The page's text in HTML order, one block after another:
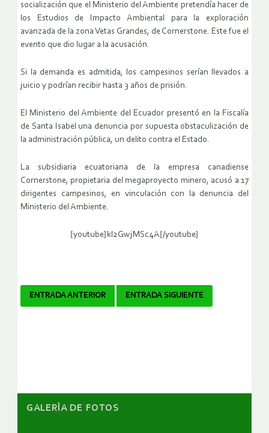
socialización que el Ministerio del Ambiente pretendía hacer de
los Estudios de Impacto Ambiental para la exploración
avanzada de la zona Vetas Grandes, de Cornerstone. Este fue el
evento que dio lugar a la acusación.
Si la demanda es admitida, los campesinos serían llevados a
juicio y podrían recibir hasta 3 años de prisión.
El Ministerio del Ambiente del Ecuador presentó en la Fiscalía
de Santa Isabel una denuncia por supuesta obstaculización de
la administración pública, un delito contra el Estado.
La subsidiaria ecuatoriana de la empresa canadiense
Cornerstone, propietaria del megaproyecto minero, acusó a 17
dirigentes campesinos, en vinculación con la denuncia del
Ministerio del Ambiente.
{youtube}kl2GwjMSc4A{/youtube}
Navegador
ENTRADA ANTERIOR ENTRADA SIGUIENTE
GALERÌA DE FOTOS